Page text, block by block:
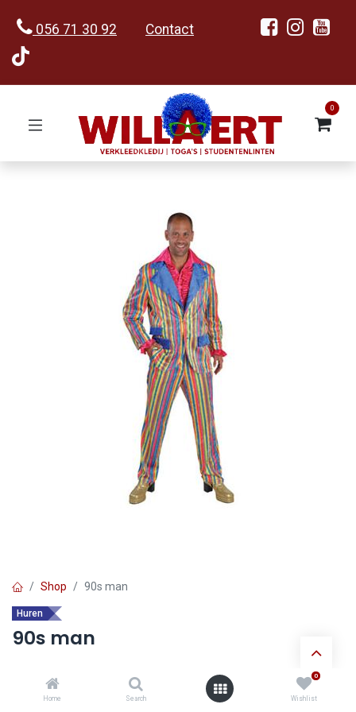
Home Search
0
Wishlist
056 71 30 92 Contact
0
Shop 90s man
Huren
90s man
Ontdek de voordelen van huur verkleedkledij